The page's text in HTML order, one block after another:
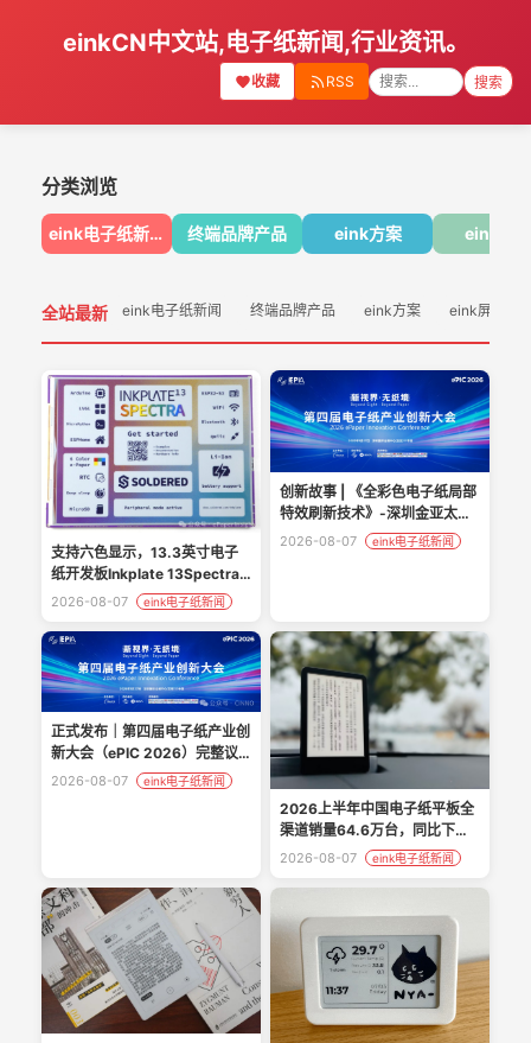
einkCN中文站,电子纸新闻,行业资讯。
收藏 RSS 搜索
分类浏览
eink电子纸新闻 终端品牌产品 eink方案 eink屏幕
全站最新 eink电子纸新闻 终端品牌产品 eink方案 eink屏幕
支持六色显示，13.3英寸电子
纸开发板Inkplate 13Spectra
上线众筹
2026-08-07 eink电子纸新闻
创新故事 | 《全彩色电子纸局部
特效刷新技术》-深圳金亚太科
技有限公司
2026-08-07 eink电子纸新闻
正式发布｜第四届电子纸产业创
新大会（ePIC 2026）完整议
程
2026-08-07 eink电子纸新闻
2026上半年中国电子纸平板全
渠道销量64.6万台，同比下降
22.1%
2026-08-07 eink电子纸新闻